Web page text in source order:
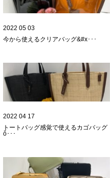
2022 05 03
今から使えるクリアバッグ&#x･･･
2022 04 17
トートバッグ感覚で使えるカゴバッグ
ὅ･･･